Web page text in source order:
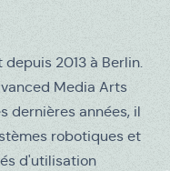
depuis 2013 à Berlin.
Media Arts
dernières années, il
robotiques et
d'utilisation